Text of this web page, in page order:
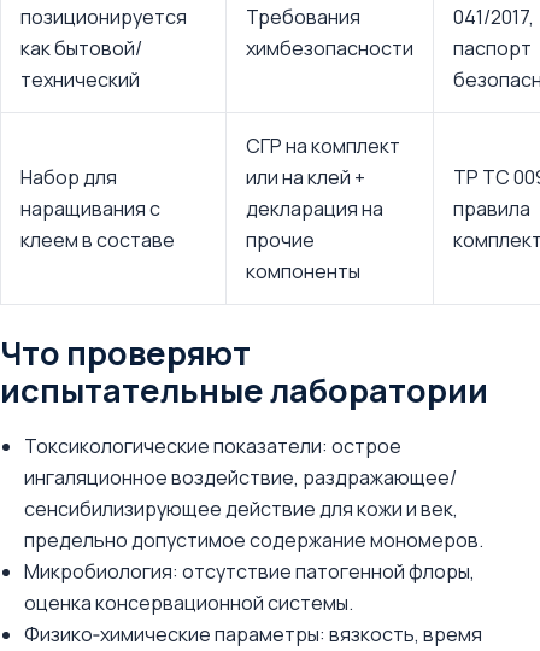
позиционируется
как бытовой/
технический
Требования
химбезопасности
041/2017,
паспорт
Набор для
наращивания с
клеем в составе
СГР на комплект
или на клей +
декларация на
прочие
компоненты
ТР ТС
правила
Что проверяют
испытательные лаборатории
Токсикологические показатели: острое
ингаляционное воздействие, раздражающее/
сенсибилизирующее действие для кожи и век,
предельно допустимое содержание мономеров.
Микробиология: отсутствие патогенной флоры,
оценка консервационной системы.
Физико‑химические параметры: вязкость, время